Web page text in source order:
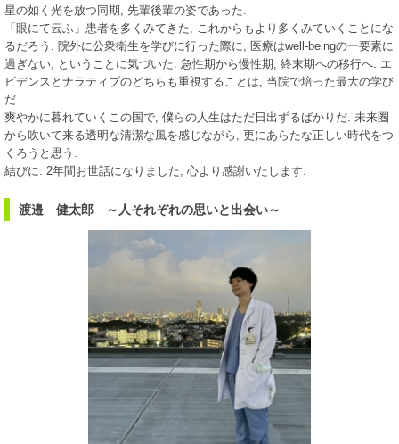
星の如く光を放つ同期, 先輩後輩の姿であった.
「眼にて云ふ」患者を多くみてきた, これからもより多くみていくことにな
るだろう. 院外に公衆衛生を学びに行った際に, 医療はwell-beingの一要素に
過ぎない, ということに気づいた. 急性期から慢性期, 終末期への移行へ. エ
ビデンスとナラティブのどちらも重視することは, 当院で培った最大の学び
だ.
爽やかに暮れていくこの国で, 僕らの人生はただ日出ずるばかりだ. 未来圏
から吹いて来る透明な清潔な風を感じながら, 更にあらたな正しい時代をつ
くろうと思う.
結びに. 2年間お世話になりました, 心より感謝いたします.
渡邉 健太郎 ～人それぞれの思いと出会い～